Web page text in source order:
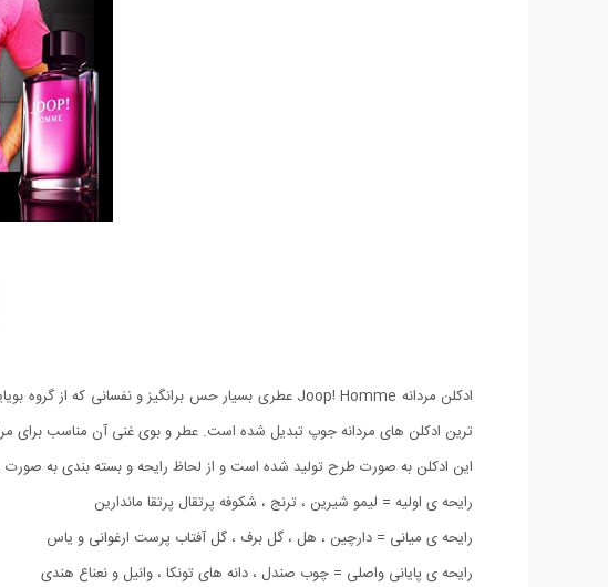
ترین ادکلن های مردانه جوپ تبدیل شده است. عطر و بوی غنی آن مناسب برای
این ادکلن به صورت طرح تولید شده است و از لحاظ رایحه و بسته بندی به صورت
رایحه ی اولیه = لیمو شیرین ، ترنج ، شکوفه پرتقال پرتقا ماندارین
رایحه ی میانی = دارچین ، هل ، گل برف ، گل آفتاب پرست ارغوانی و یاس
رایحه ی پایانی واصلی = چوب صندل ، دانه های تونکا ، وانیل و نعناع هندی